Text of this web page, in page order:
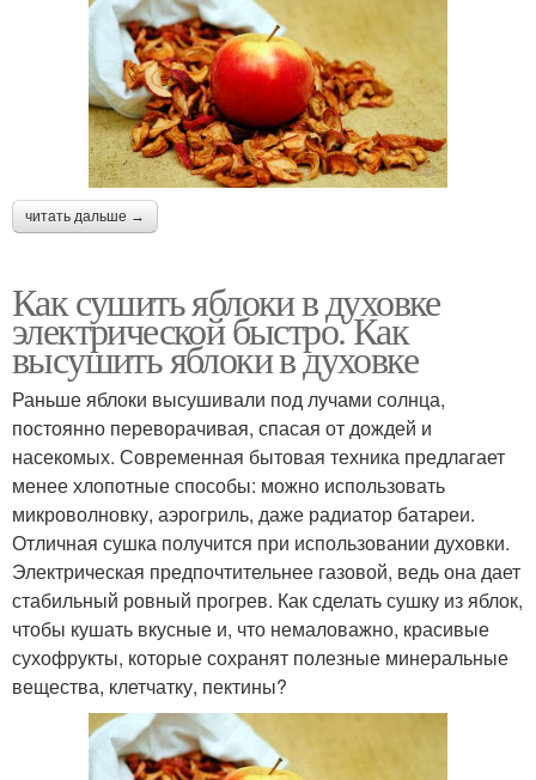
читать дальше →
Как сушить яблоки в духовке
электрической быстро. Как
высушить яблоки в духовке
Раньше яблоки высушивали под лучами солнца,
постоянно переворачивая, спасая от дождей и
насекомых. Современная бытовая техника предлагает
менее хлопотные способы: можно использовать
микроволновку, аэрогриль, даже радиатор батареи.
Отличная сушка получится при использовании духовки.
Электрическая предпочтительнее газовой, ведь она дает
стабильный ровный прогрев. Как сделать сушку из яблок,
чтобы кушать вкусные и, что немаловажно, красивые
сухофрукты, которые сохранят полезные минеральные
вещества, клетчатку, пектины?